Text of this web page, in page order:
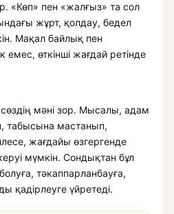
«Көп» пен «жалғыз» та сол
жұрт, қолдау, бедел
Мақал байлық пен
емес, өткінші жағдай ретінде
сөздің мәні зор. Мысалы, адам
табысына мастанып,
жағдайы өзгергенде
мүмкін. Сондықтан бұл
тәкаппарланбауға,
қадірлеуге үйретеді.